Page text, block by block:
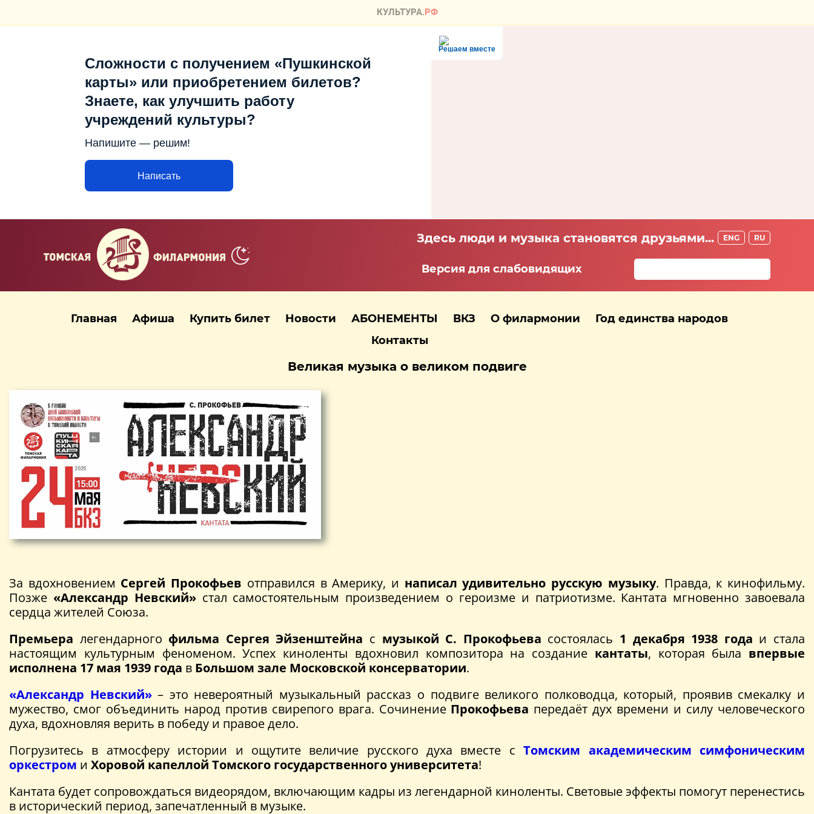
Решаем вместе
Сложности с получением «Пушкинской
карты» или приобретением билетов?
Знаете, как улучшить работу
учреждений культуры?
Напишите — решим!
Написать
Здесь люди и музыка становятся друзьями... ENG RU
Версия для слабовидящих
Главная Афиша Купить билет Новости АБОНЕМЕНТЫ ВКЗ О филармонии
Год единства народов
Контакты
Великая музыка о великом подвиге
За вдохновением Сергей Прокофьев отправился в Америку, и написал удивительно русскую музыку. Правда, к кинофильму.
Позже «Александр Невский»стал самостоятельным произведением о героизме и патриотизме. Кантата мгновенно завоевала
сердца жителей Союза.
Премьера легендарного фильма Сергея Эйзенштейна с музыкой С. Прокофьева состоялась 1 декабря 1938 года и стала
настоящим культурным феноменом. Успех киноленты вдохновил композитора на создание кантаты, которая была впервые
исполнена 17 мая 1939 года в Большом зале Московской консерватории.
«Александр Невский»– это невероятный музыкальный рассказ о подвиге великого полководца, который, проявив смекалку и
мужество, смог объединить народ против свирепого врага. Сочинение Прокофьева передаёт дух времени и силу человеческого
духа, вдохновляя верить в победу и правое дело.
Погрузитесь в атмосферу истории и ощутите величие русского духа вместе сТомским академическим симфоническим
оркестром и Хоровой капеллой Томского государственного университета!
Кантата будет сопровождаться видеорядом, включающим кадры из легендарной киноленты. Световые эффекты помогут перенестись
в исторический период, запечатленный в музыке.